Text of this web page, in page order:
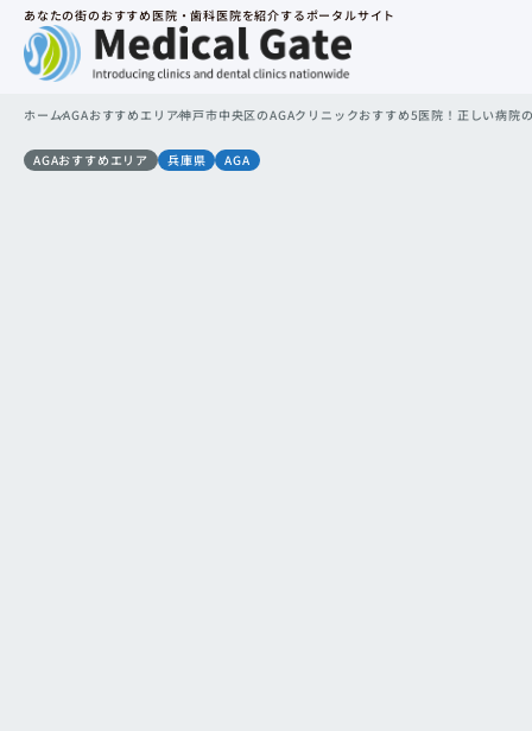
あなたの街のおすすめ医院・歯科医院を紹介するポータルサイト
ホームAGAおすすめエリア神戸市中央区のAGAクリニックおすすめ5医院！正しい病院
AGAおすすめエリア 兵庫県 AGA